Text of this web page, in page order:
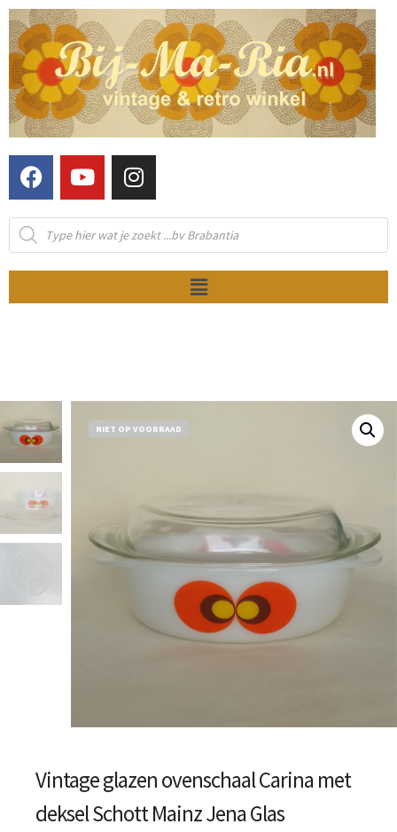
NIET OP VOORRAAD
Vintage glazen ovenschaal Carina met
deksel Schott Mainz Jena Glas